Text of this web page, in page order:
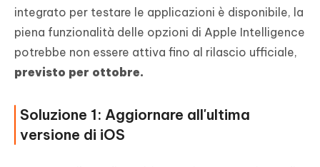
integrato per testare le applicazioni è disponibile, la
piena funzionalità delle opzioni di Apple Intelligence
potrebbe non essere attiva fino al rilascio ufficiale,
previsto per ottobre.
Soluzione 1: Aggiornare all'ultima
versione di iOS